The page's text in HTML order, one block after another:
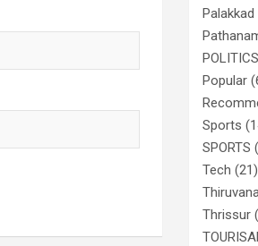
Palakkad
POLITICS
Popular
Sports
SPORTS
Tech (21)
Thrissur